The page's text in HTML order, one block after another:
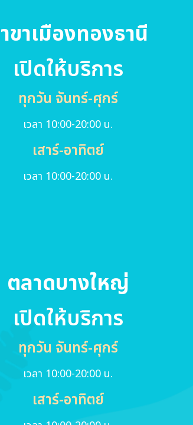
ขาเมืองทองธานี
เปิดให้บริการ
ทุกวัน จันทร์-ศุกร์
เวลา 10:00-20:00 น.
เสาร์-อาทิตย์
เวลา 10:00-20:00 น.
ตลาดบางใหญ่
เปิดให้บริการ
ทุกวัน จันทร์-ศุกร์
เวลา 10:00-20:00 น.
เสาร์-อาทิตย์